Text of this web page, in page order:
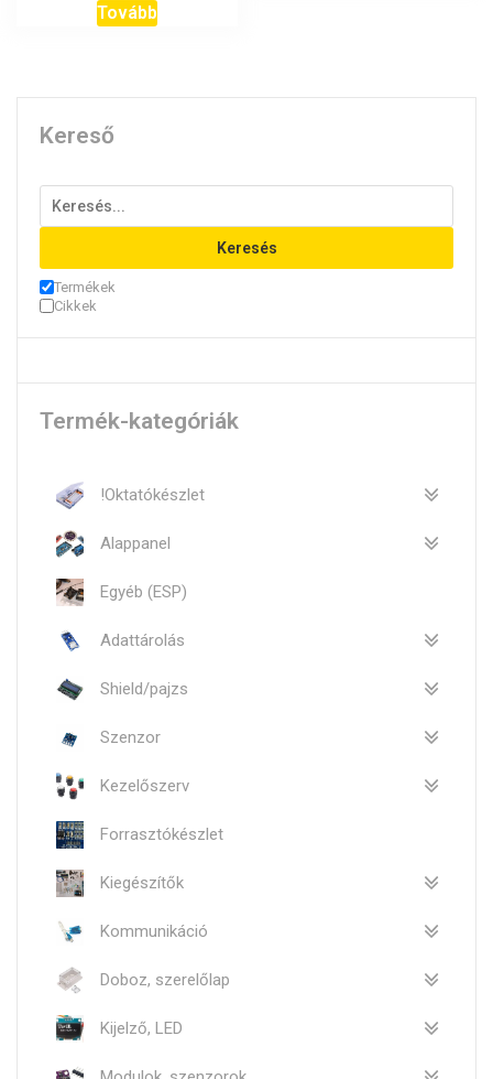
Tovább
Kereső
Keresés
Termékek
Cikkek
Termék-kategóriák
!Oktatókészlet
Alappanel
Egyéb (ESP)
Adattárolás
Shield/pajzs
Szenzor
Kezelőszerv
Forrasztókészlet
Kiegészítők
Kommunikáció
Doboz, szerelőlap
Kijelző, LED